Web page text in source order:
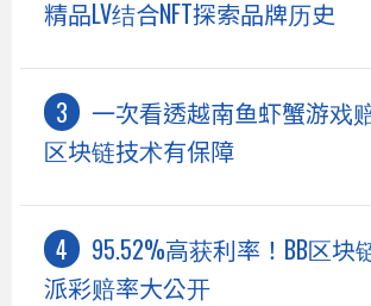
精品LV结合NFT探索品牌历史
一次看透越南鱼虾蟹游戏
区块链技术有保障
95.52%高获利率！BB区块
派彩赔率大公开